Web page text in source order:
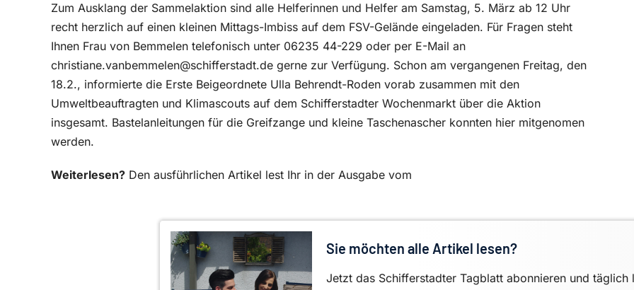
Zum Ausklang der Sammelaktion sind alle Helferinnen und Helfer am Samstag, 5. März ab 12 Uhr
recht herzlich auf einen kleinen Mittags-Imbiss auf dem FSV-Gelände eingeladen. Für Fragen steht
Ihnen Frau von Bemmelen telefonisch unter 06235 44-229 oder per E-Mail an
christiane.vanbemmelen@schifferstadt.de gerne zur Verfügung. Schon am vergangenen Freitag, den
18.2., informierte die Erste Beigeordnete Ulla Behrendt-Roden vorab zusammen mit den
Umweltbeauftragten und Klimascouts auf dem Schifferstadter Wochenmarkt über die Aktion
insgesamt. Bastelanleitungen für die Greifzange und kleine Taschenascher konnten hier mitgenomen
werden.
Weiterlesen? Den ausführlichen Artikel lest Ihr in der Ausgabe vom
Sie möchten alle Artikel lesen?
Jetzt das Schifferstadter Tagblatt abonnieren und täglich